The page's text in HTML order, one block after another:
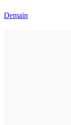
Demain